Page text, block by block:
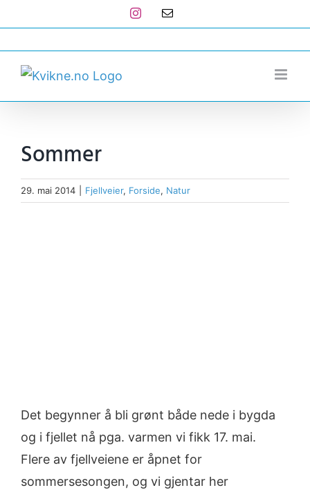
to
content
Instagram
E-
Sommer
29. mai 2014 Fjellveier, Forside, Natur
Det begynner å bli grønt både nede i bygda
og i fjellet nå pga. varmen vi fikk 17. mai.
Flere av fjellveiene er åpnet for
sommersesongen, og vi gjentar her